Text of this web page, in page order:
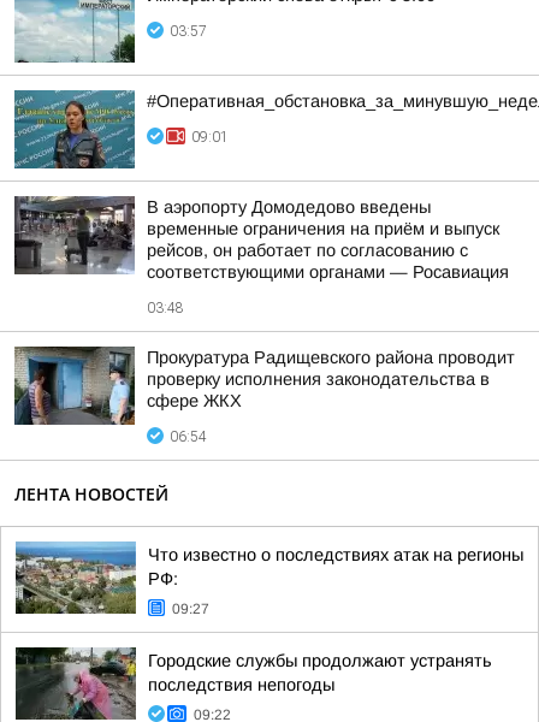
03:57
09:01
В аэропорту Домодедово введены
временные ограничения на приём и выпуск
рейсов, он работает по согласованию с
соответствующими органами — Росавиация
03:48
Прокуратура Радищевского района проводит
проверку исполнения законодательства в
сфере ЖКХ
06:54
ЛЕНТА НОВОСТЕЙ
Что известно о последствиях атак на регионы
РФ:
09:27
Городские службы продолжают устранять
последствия непогоды
09:22